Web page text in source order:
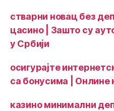
стварни новац без
цасино | Зашто су
у Србији
осигурајте
са бонусима | Онлине
казино минимални